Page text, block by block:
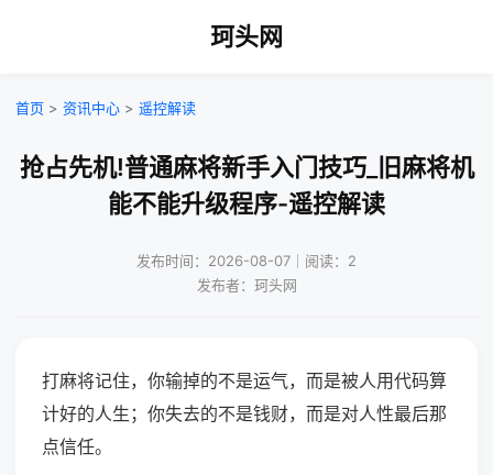
珂头网
首页 > 资讯中心 > 遥控解读
抢占先机!普通麻将新手入门技巧_旧麻将机
能不能升级程序-遥控解读
发布时间：2026-08-07｜阅读：2
发布者：珂头网
打麻将记住，你输掉的不是运气，而是被人用代码算
计好的人生；你失去的不是钱财，而是对人性最后那
点信任。